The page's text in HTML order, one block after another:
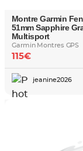
Montre Garmin
51mm Sapphire
Multisport
Garmin Montres GPS
115€
jeanine2026